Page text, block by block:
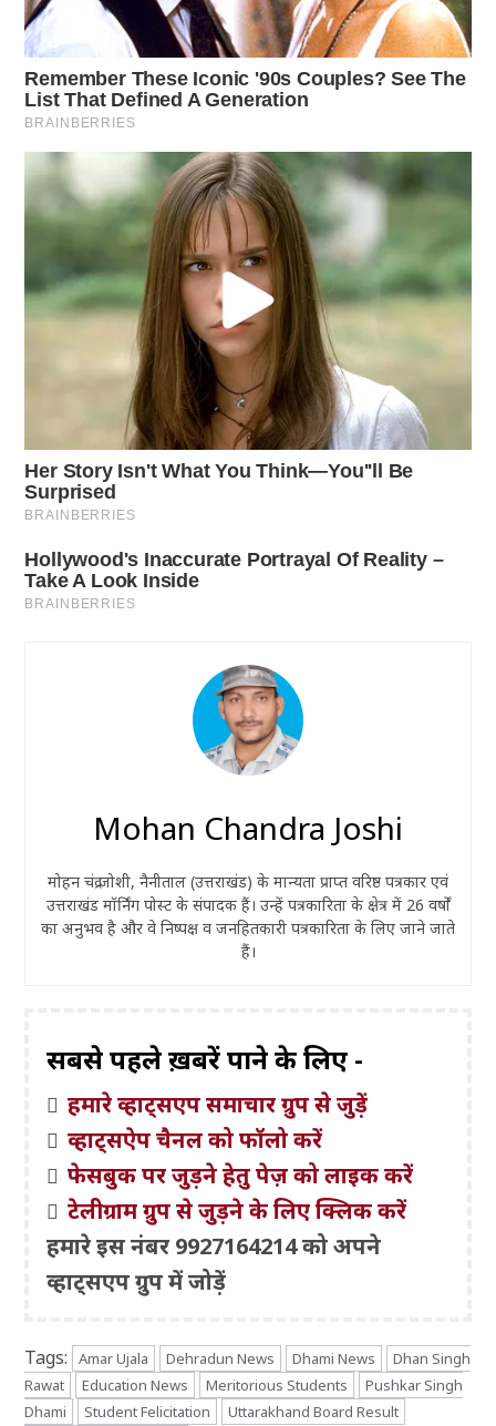
Mohan Chandra Joshi
मोहन चंद्र जोशी, नैनीताल (उत्तराखंड) के मान्यता प्राप्त वरिष्ठ पत्रकार एवं
उत्तराखंड मॉर्निंग पोस्ट के संपादक हैं। उन्हें पत्रकारिता के क्षेत्र में 26 वर्षों
का अनुभव है और वे निष्पक्ष व जनहितकारी पत्रकारिता के लिए जाने जाते
हैं।
सबसे पहले ख़बरें पाने के लिए -
हमारे व्हाट्सएप समाचार ग्रुप से जुड़ें
व्हाट्सऐप चैनल को फॉलो करें
फेसबुक पर जुड़ने हेतु पेज़ को लाइक करें
टेलीग्राम ग्रुप से जुड़ने के लिए क्लिक करें
हमारे इस नंबर 9927164214 को अपने
व्हाट्सएप ग्रुप में जोड़ें
Tags: Amar Ujala Dehradun News Dhami News
Dhan Singh
Rawat
Education News Meritorious Students
Pushkar Singh
Dhami
Student Felicitation
Uttarakhand Board Result